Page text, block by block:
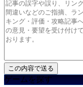
ゲームを探す